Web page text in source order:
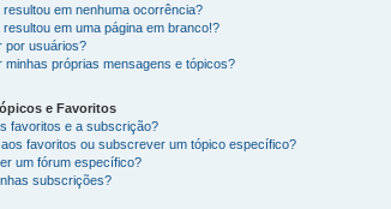
em nenhuma ocorrência?
em uma página em branco!?
por usuários?
minhas próprias mensagens e tópicos?
e Favoritos
favoritos e a subscrição?
favoritos ou subscrever um tópico específico?
um fórum específico?
subscrições?